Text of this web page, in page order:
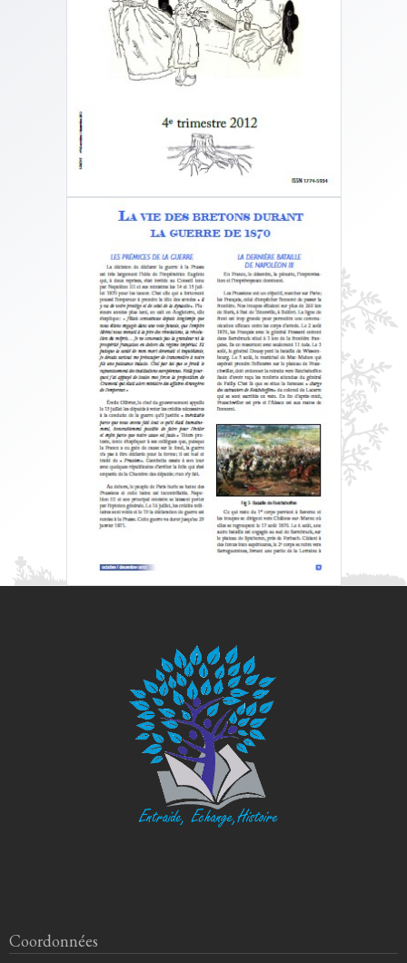
Coordonnées